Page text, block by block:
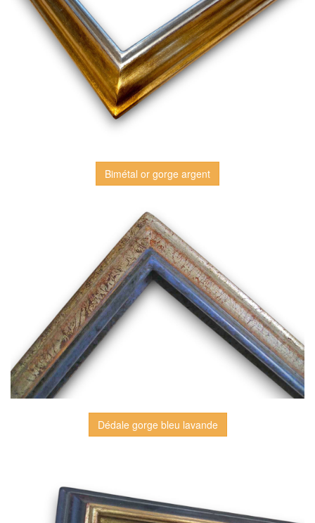
Bimétal or gorge argent
Dédale gorge bleu lavande